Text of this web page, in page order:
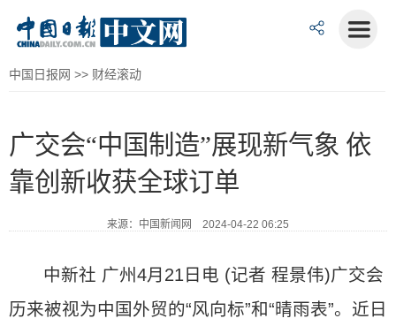
中国日报网 >> 财经滚动
广交会“中国制造”展现新气象 依
靠创新收获全球订单
来源：中国新闻网 2024-04-22 06:25
中新社 广州4月21日电 (记者 程景伟)广交会
历来被视为中国外贸的“风向标”和“晴雨表”。近日